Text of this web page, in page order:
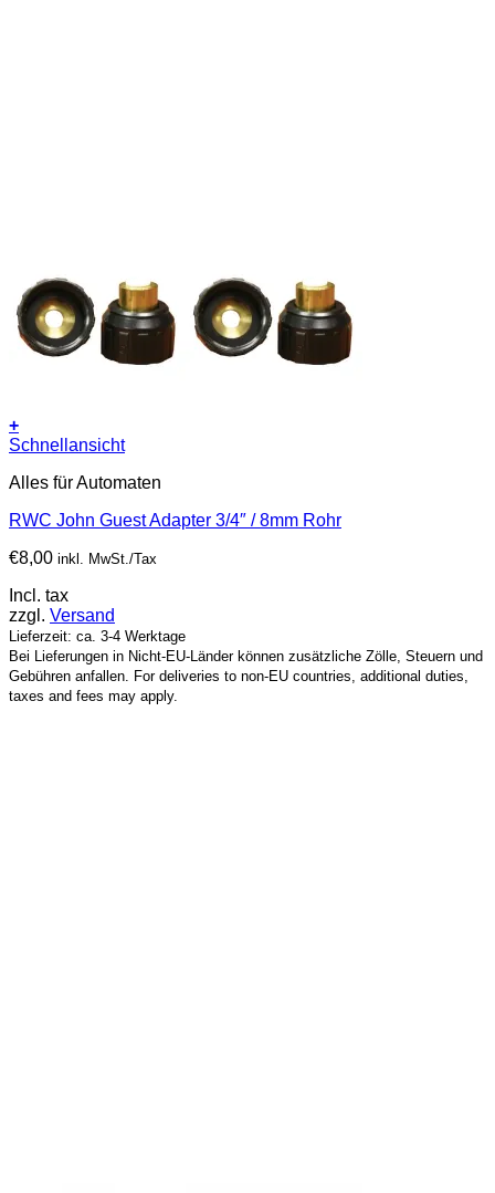
+
Schnellansicht
Alles für Automaten
RWC John Guest Adapter 3/4″ / 8mm Rohr
€8,00 inkl. MwSt./Tax
Incl. tax
zzgl. Versand
Lieferzeit: ca. 3-4 Werktage
Bei Lieferungen in Nicht-EU-Länder können zusätzliche Zölle, Steuern und
Gebühren anfallen. For deliveries to non-EU countries, additional duties,
taxes and fees may apply.